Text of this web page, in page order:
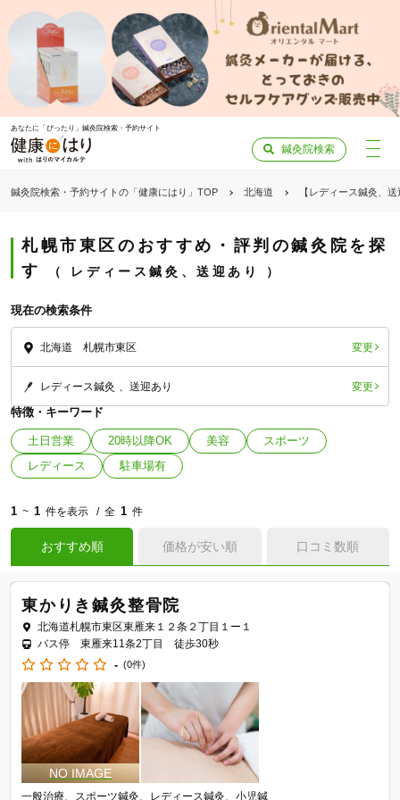
あなたに「ぴったり」鍼灸院検索・予約サイト
鍼灸院検索
鍼灸院検索・予約サイトの「健康にはり」TOP 北海道 【レディース鍼灸、
札幌市東区のおすすめ・評判の鍼灸院を探
す
レディース鍼灸、送迎あり
現在の検索条件
北海道 札幌市東区 変更
レディース鍼灸 送迎あり 変更
特徴・キーワード
土日営業 20時以降OK 美容
スポーツ
レディース
駐車場有
1 ~ 1 件を表示 全 1 件
おすすめ順 価格が安い順 口コミ数順
東かりき鍼灸整骨院
北海道札幌市東区東雁来１２条２丁目１ー１
バス停 東雁来11条2丁目 徒歩30秒
- (0件)
一般治療 スポーツ鍼灸 レディース鍼灸 小児鍼
「健康にはりを見た」